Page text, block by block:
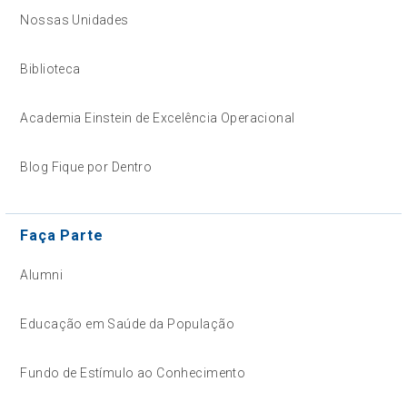
Nossas Unidades
Biblioteca
Academia Einstein de Excelência Operacional
Blog Fique por Dentro
Faça Parte
Alumni
Educação em Saúde da População
Fundo de Estímulo ao Conhecimento